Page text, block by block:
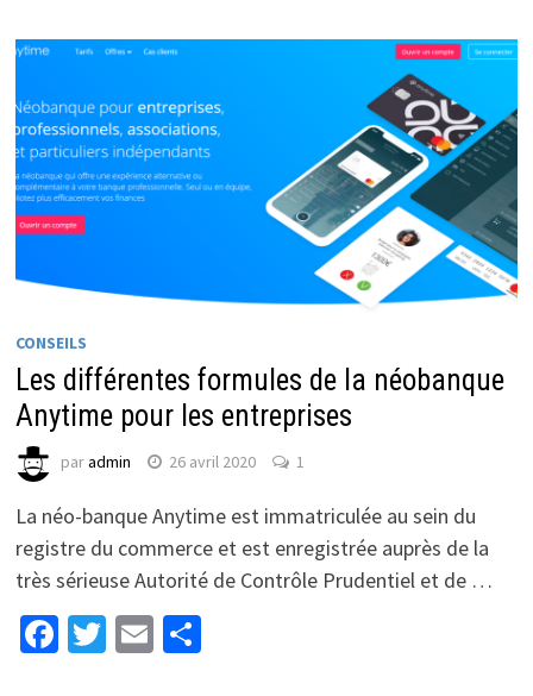
CONSEILS
Les différentes formules de la néobanque
Anytime pour les entreprises
paradmin 26 avril 2020 1
La néo-banque Anytime est immatriculée au sein du
registre du commerce et est enregistrée auprès de la
très sérieuse Autorité de Contrôle Prudentiel et de …
Facebook
Twitter
EmailPartager